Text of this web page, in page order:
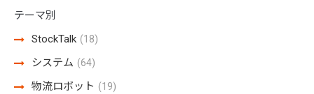
テーマ別
StockTalk (18)
システム (64)
物流ロボット (19)